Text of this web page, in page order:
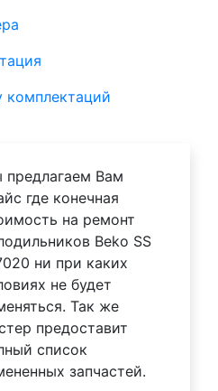
комплектаций
Вам
где конечная
на ремонт
Beko SS
ни при каких
не будет
Так же
предоставит
список
запчастей.